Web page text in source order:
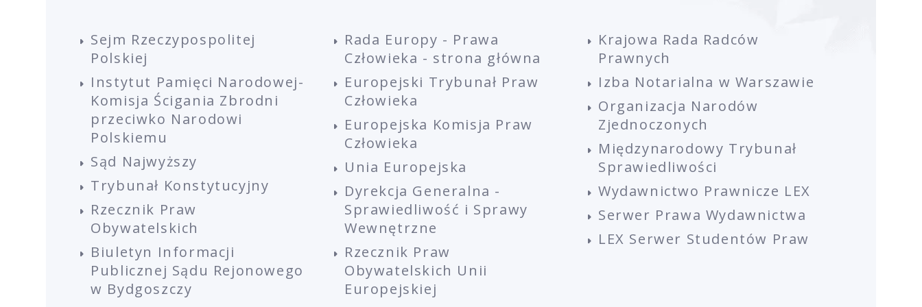
Sejm Rzeczypospolitej
Polskiej
Instytut Pamięci Narodowej-
Komisja Ścigania Zbrodni
przeciwko Narodowi
Polskiemu
Sąd Najwyższy
Trybunał Konstytucyjny
Rzecznik Praw
Obywatelskich
Biuletyn Informacji
Publicznej Sądu Rejonowego
w Bydgoszczy
Rada Europy - Prawa
Człowieka - strona główna
Europejski Trybunał Praw
Człowieka
Europejska Komisja Praw
Człowieka
Unia Europejska
Dyrekcja Generalna -
Sprawiedliwość i Sprawy
Wewnętrzne
Rzecznik Praw
Obywatelskich Unii
Europejskiej
Krajowa Rada Radców
Prawnych
Izba Notarialna w Warszawie
Organizacja Narodów
Zjednoczonych
Międzynarodowy Trybunał
Sprawiedliwości
Wydawnictwo Prawnicze LEX
Serwer Prawa Wydawnictwa
LEX Serwer Studentów Praw